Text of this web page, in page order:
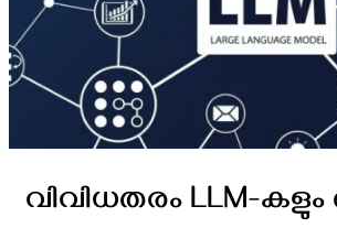
വിവിധതരം LLM-